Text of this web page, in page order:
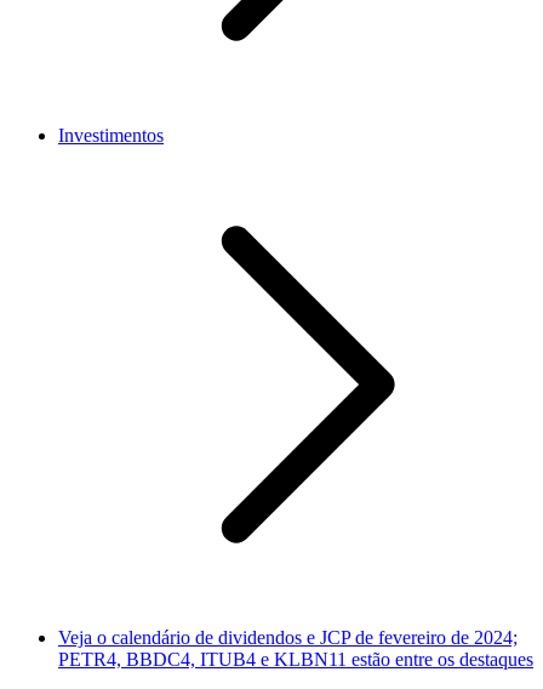
Investimentos
Veja o calendário de dividendos e JCP de fevereiro de 2024;
PETR4, BBDC4, ITUB4 e KLBN11 estão entre os destaques